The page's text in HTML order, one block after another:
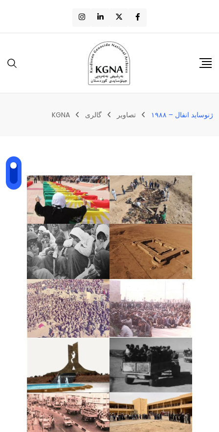
ژنوساید انفال – ١٩٨٨ تصاویر گالری KGNA